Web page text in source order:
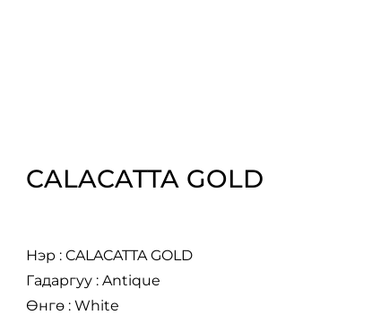
CALACATTA GOLD
Нэр : CALACATTA GOLD
Гадаргуу : Antique
Өнгө : White